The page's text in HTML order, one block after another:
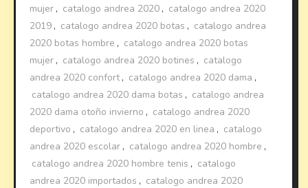
mujer , catalogo andrea 2020 , catalogo andrea 2020
2019 , catalogo andrea 2020 botas , catalogo andrea
2020 botas hombre , catalogo andrea 2020 botas
mujer , catalogo andrea 2020 botines , catalogo
andrea 2020 confort, catalogo andrea 2020 dama ,
catalogo andrea 2020 dama botas , catalogo andrea
2020 dama otoño invierno , catalogo andrea 2020
deportivo , catalogo andrea 2020 en linea , catalogo
andrea 2020 escolar , catalogo andrea 2020 hombre ,
catalogo andrea 2020 hombre tenis , catalogo
andrea 2020 importados , catalogo andrea 2020